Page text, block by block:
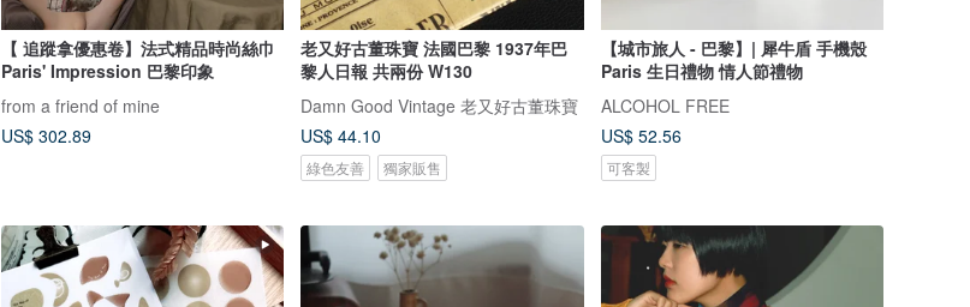
【 追蹤拿優惠卷】法式精品時尚絲巾
Paris' Impression 巴黎印象
from a friend of mine
US$ 302.89
老又好古董珠寶 法國巴黎 1937年巴
黎人日報 共兩份 W130
Damn Good Vintage 老又好古董珠寶
US$ 44.10
綠色友善 獨家販售
【城市旅人 - 巴黎】| 犀牛盾 手機殼
Paris 生日禮物 情人節禮物
ALCOHOL FREE
US$ 52.56
可客製